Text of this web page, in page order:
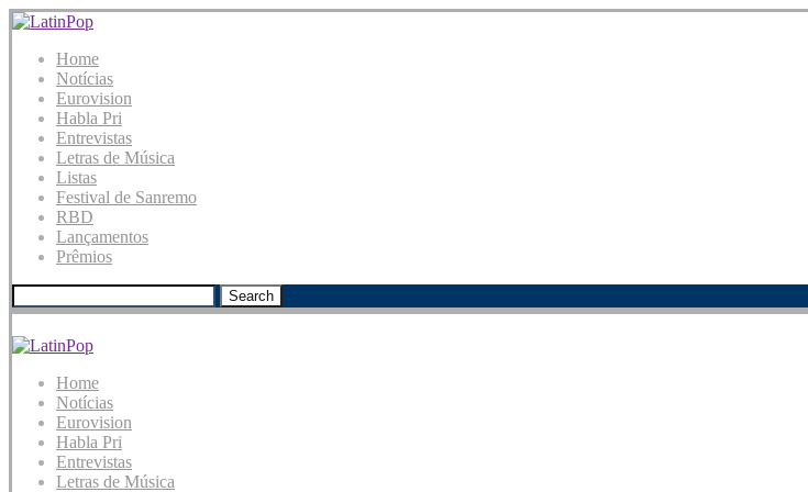
Home
Notícias
Eurovision
Habla Pri
Entrevistas
Letras de Música
Listas
Festival de Sanremo
RBD
Lançamentos
Prêmios
Search
Home
Notícias
Eurovision
Habla Pri
Entrevistas
Letras de Música